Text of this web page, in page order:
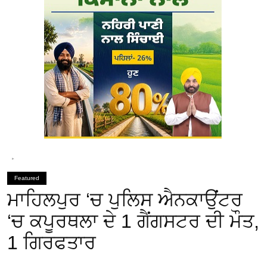
Featured
ਮਾਹਿਲਪੁਰ ‘ਚ ਪੁਲਿਸ ਐਨਕਾਉਂਟਰ
‘ਚ ਕਪੂਰਥਲਾ ਦੇ 1 ਗੈਂਗਸਟਰ ਦੀ ਮੌਤ,
1 ਗਿਰਫਤਾਰ